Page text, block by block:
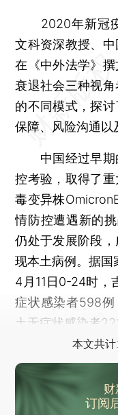
2020年新冠疫
文科资深教授、
在《中外法学》
衰退社会三种视
的不同模式，探
保障、风险沟通以
中国经过早期
控考验，取得了
毒变异株
情防控遭遇新的
仍处于发展阶段
现本土病例。据国
4月11日0-24时，
症状感染者598
土无症状感染者
本文共计
订阅